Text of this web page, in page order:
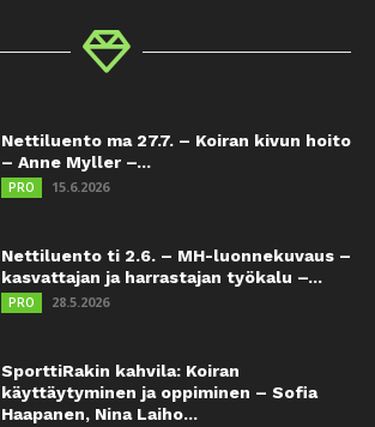
Nettiluento ma 27.7. – Koiran kivun hoito
– Anne Myller –...
PRO 15.6.2026
Nettiluento ti 2.6. – MH-luonnekuvaus –
kasvattajan ja harrastajan työkalu –...
PRO 28.5.2026
SporttiRakin kahvila: Koiran
käyttäytyminen ja oppiminen – Sofia
Haapanen, Nina Laiho...